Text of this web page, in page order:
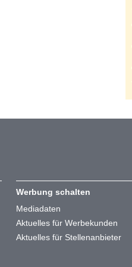
Werbung schalten
Mediadaten
Aktuelles für Werbekunden
Aktuelles für Stellenanbieter